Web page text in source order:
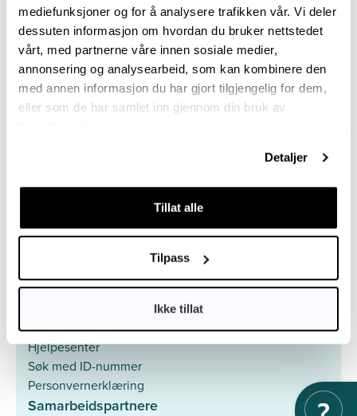
mediefunksjoner og for å analysere trafikken vår. Vi deler
dessuten informasjon om hvordan du bruker nettstedet
vårt, med partnerne våre innen sosiale medier,
annonsering og analysearbeid, som kan kombinere den
med annen informasjon du har gjort tilgjengelig for dem,
eller som de har samlet inn gjennom din bruk av
Detaljer
Tillat alle
Tilpass
Ikke tillat
Åpningstider telefon
Mandag - Torsdag: 10.00 - 14.00
Mer
Hjelpesenter
Søk med ID-nummer
Personvernerklæring
Samarbeidspartnere